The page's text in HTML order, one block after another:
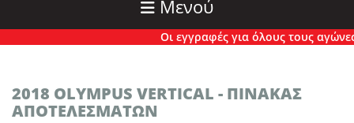
Μενού
Οι εγγραφές για όλους τους αγώνες
2018 OLYMPUS VERTICAL - ΠΙΝΑΚΑΣ
ΑΠΟΤΕΛΕΣΜΑΤΩΝ